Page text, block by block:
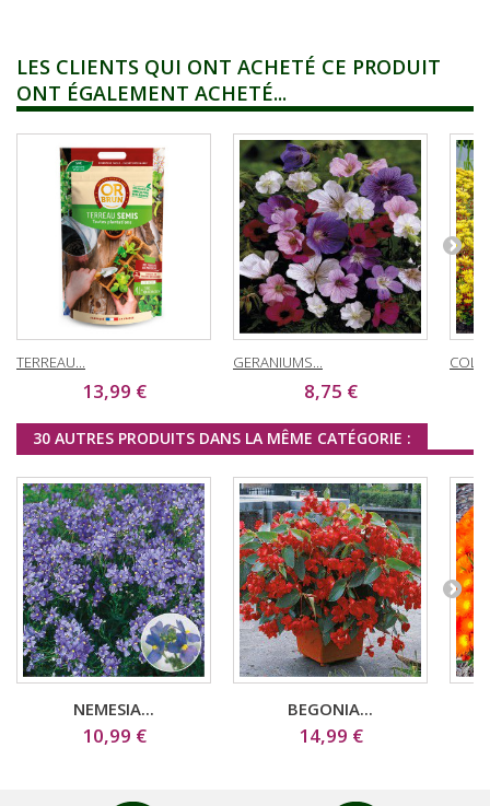
LES CLIENTS QUI ONT ACHETÉ CE PRODUIT
ONT ÉGALEMENT ACHETÉ...
TERREAU...
13,99 €
GERANIUMS...
8,75 €
30 AUTRES PRODUITS DANS LA MÊME CATÉGORIE :
NEMESIA...
10,99 €
BEGONIA...
14,99 €